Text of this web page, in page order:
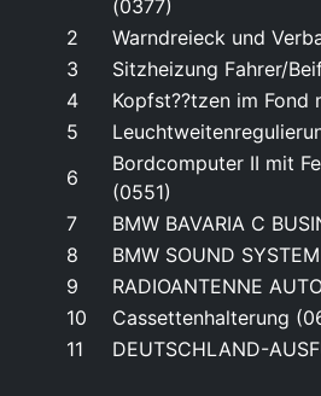
(0377)
2
Warndreieck und
3
Sitzheizung Fahrer/
4
Kopfst??tzen im Fond
5
6
Bordcomputer II mit
(0551)
7
BMW BAVARIA C
8
BMW SOUND
9
RADIOANTENNE
10
Cassettenhalterung
11
DEUTSCHLAND-